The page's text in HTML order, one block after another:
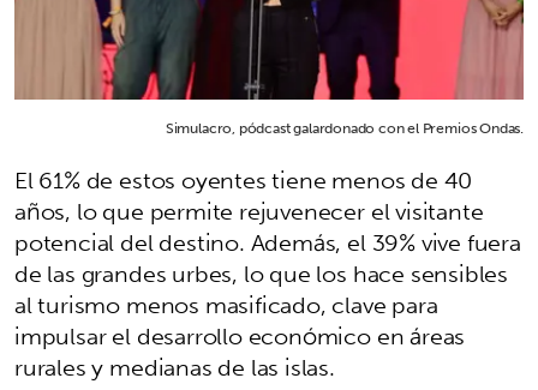
Simulacro, pódcast galardonado con el Premios Ondas.
El 61% de estos oyentes tiene menos de 40
años, lo que permite rejuvenecer el visitante
potencial del destino. Además, el 39% vive fuera
de las grandes urbes, lo que los hace sensibles
al turismo menos masificado, clave para
impulsar el desarrollo económico en áreas
rurales y medianas de las islas.